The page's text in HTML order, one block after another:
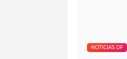
NOTICIAS DF